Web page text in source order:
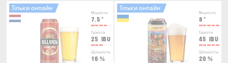
Міцність
7.5 °
Гіркота
25 IBU
Щільність
16 %
Тільки онлайн
Міцність
8 °
Гіркота
45 IBU
Щільність
20 %
Тільки онлайн